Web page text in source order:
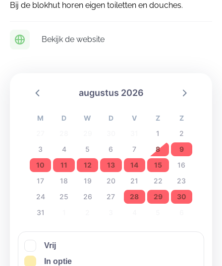
Bij de blokhut horen eigen toiletten en douches.
Bekijk de website
augustus 2026
M D W D V Z
Z
1
2
3
4 5 6 7 8
9
10
11 12 13 14 15
16
17
18 19 20 21 22
23
24
25 26 27 28 29
30
31
Vrij
In optie